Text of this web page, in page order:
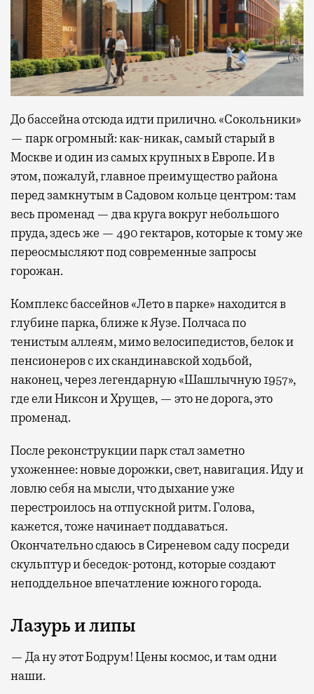
До бассейна отсюда идти прилично. «Сокольники»
— парк огромный: как-никак, самый старый в
Москве и один из самых крупных в Европе. И в
этом, пожалуй, главное преимущество района
перед замкнутым в Садовом кольце центром: там
весь променад — два круга вокруг небольшого
пруда, здесь же — 490 гектаров, которые к тому же
переосмысляют под современные запросы
горожан.
Комплекс бассейнов «Лето в парке» находится в
глубине парка, ближе к Яузе. Полчаса по
тенистым аллеям, мимо велосипедистов, белок и
пенсионеров с их скандинавской ходьбой,
наконец, через легендарную «Шашлычную 1957»,
где ели Никсон и Хрущев, — это не дорога, это
променад.
После реконструкции парк стал заметно
ухоженнее: новые дорожки, свет, навигация. Иду и
ловлю себя на мысли, что дыхание уже
перестроилось на отпускной ритм. Голова,
кажется, тоже начинает поддаваться.
Окончательно сдаюсь в Сиреневом саду посреди
скульптур и беседок-ротонд, которые создают
неподдельное впечатление южного города.
Лазурь и липы
— Да ну этот Бодрум! Цены космос, и там одни
наши.